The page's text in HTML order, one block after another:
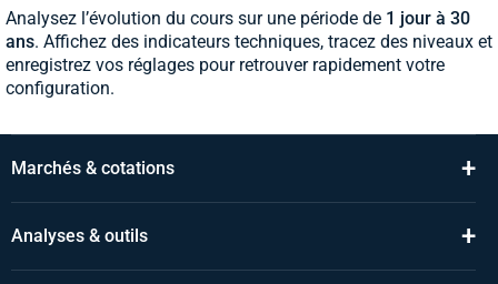
Analysez l’évolution du cours sur une période de 1 jour à 30
ans. Affichez des indicateurs techniques, tracez des niveaux et
enregistrez vos réglages pour retrouver rapidement votre
configuration.
Marchés & cotations +
Analyses & outils +